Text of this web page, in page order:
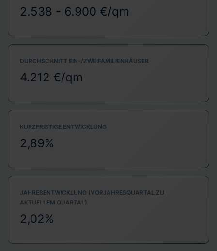
2.538 - 6.900 €/qm
DURCHSCHNITT EIN-/ZWEIFAMILIENHÄUSER
4.212 €/qm
KURZFRISTIGE ENTWICKLUNG
2,89%
JAHRESENTWICKLUNG (VORJAHRESQUARTAL ZU
AKTUELLEM QUARTAL)
2,02%